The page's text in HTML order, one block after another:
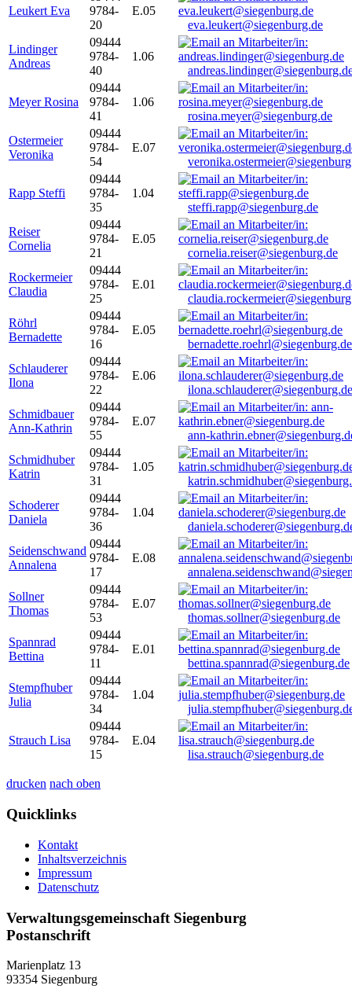
Leukert Eva
9784-
20
E.05
eva.leukert@siegenburg.de
Lindinger
Andreas
09444
9784-
40
1.06
Meyer Rosina
09444
9784-
41
1.06
rosina.meyer@siegenburg.de
Ostermeier
Veronika
09444
9784-
54
E.07
Rapp Steffi
09444
9784-
35
1.04
steffi.rapp@siegenburg.de
Reiser
Cornelia
09444
9784-
21
E.05
cornelia.reiser@siegenburg.de
Rockermeier
Claudia
09444
9784-
25
E.01
Röhrl
Bernadette
09444
9784-
16
E.05
bernadette.roehrl@siegenburg.de
Schlauderer
Ilona
09444
9784-
22
E.06
ilona.schlauderer@siegenburg.de
Schmidbauer
Ann-Kathrin
09444
9784-
55
E.07
ann-
Schmidhuber
Katrin
09444
9784-
31
1.05
Schoderer
Daniela
09444
9784-
36
1.04
Seidenschwand
Annalena
09444
9784-
17
E.08
Sollner
Thomas
09444
9784-
53
E.07
thomas.sollner@siegenburg.de
Spannrad
Bettina
09444
9784-
11
E.01
bettina.spannrad@siegenburg.de
Stempfhuber
Julia
09444
9784-
34
1.04
Strauch Lisa
09444
9784-
15
E.04
lisa.strauch@siegenburg.de
drucken nach oben
Quicklinks
Kontakt
Inhaltsverzeichnis
Impressum
Datenschutz
Verwaltungsgemeinschaft Siegenburg
Postanschrift
Marienplatz 13
93354 Siegenburg